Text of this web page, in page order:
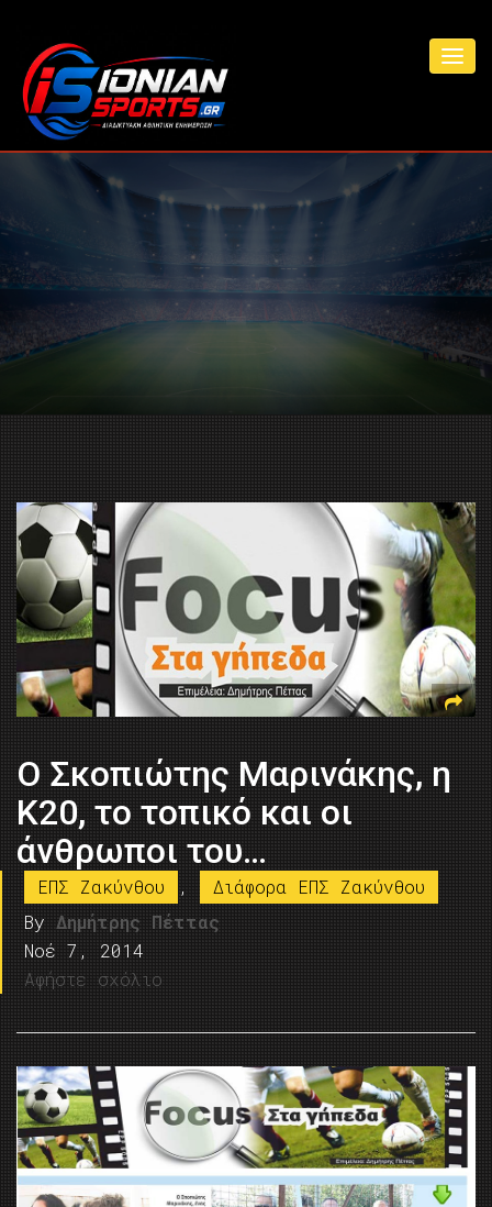
O Σκοπιώτης Μαρινάκης, η
Κ20, το τοπικό και οι
άνθρωποι του…
ΕΠΣ Ζακύνθου ,
Διάφορα ΕΠΣ Ζακύνθου
By Δημήτρης Πέττας
Νοέ 7, 2014
Αφήστε σχόλιο